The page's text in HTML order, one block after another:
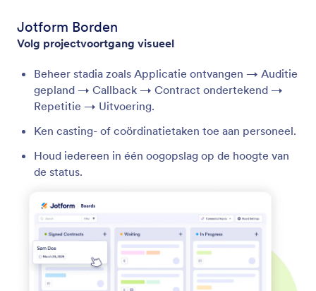
Jotform Borden
Volg projectvoortgang visueel
Beheer stadia zoals Applicatie ontvangen → Auditie
gepland → Callback → Contract ondertekend →
Repetitie → Uitvoering.
Ken casting- of coördinatietaken toe aan personeel.
Houd iedereen in één oogopslag op de hoogte van
de status.